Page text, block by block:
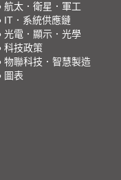
航太．衛星．軍工
IT．系統供應鏈
光電．顯示．光學
科技政策
物聯科技．智慧製造
圖表